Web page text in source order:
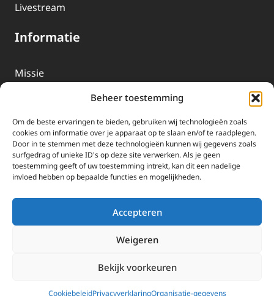
Beheer toestemming
Om de beste ervaringen te bieden, gebruiken wij technologieën zoals
cookies om informatie over je apparaat op te slaan en/of te raadplegen.
Door in te stemmen met deze technologieën kunnen wij gegevens zoals
surfgedrag of unieke ID's op deze site verwerken. Als je geen
toestemming geeft of uw toestemming intrekt, kan dit een nadelige
invloed hebben op bepaalde functies en mogelijkheden.
Accepteren
Weigeren
Bekijk voorkeuren
CookiebeleidPrivacyverklaringOrganisatie-gegevens
Livestream
Informatie
Missie
EWTN-Team
Organisatiegegevens
Doneren
EWTN wordt uitsluitend gefinancierd door uw donaties.
Wij ontvangen bewust geen advertentie-inkomsten of
Landen |Cookies|Privacyverklaring